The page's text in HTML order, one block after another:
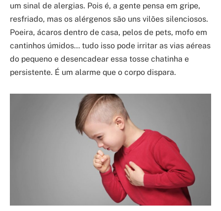
um sinal de alergias. Pois é, a gente pensa em gripe,
resfriado, mas os alérgenos são uns vilões silenciosos.
Poeira, ácaros dentro de casa, pelos de pets, mofo em
cantinhos úmidos… tudo isso pode irritar as vias aéreas
do pequeno e desencadear essa tosse chatinha e
persistente. É um alarme que o corpo dispara.